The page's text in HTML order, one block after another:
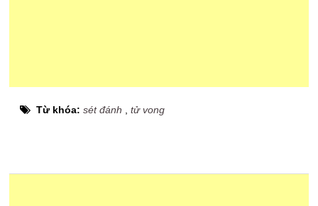
Từ khóa:sét đánh ,tử vong